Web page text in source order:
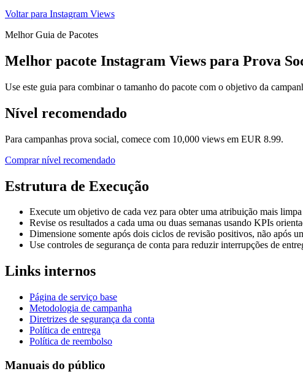
Voltar para Instagram Views
Melhor Guia de Pacotes
Melhor pacote Instagram Views para Prova
Use este guia para combinar o tamanho do pacote com o objetivo da
Nível recomendado
Para campanhas prova social, comece com 10,000 views em EUR 8.99.
Comprar nível recomendado
Estrutura de Execução
Execute um objetivo de cada vez para obter uma atribuição mais
Revise os resultados a cada uma ou duas semanas usando KPIs
Dimensione somente após dois ciclos de revisão positivos, não após
Use controles de segurança de conta para reduzir interrupções de
Links internos
Página de serviço base
Metodologia de campanha
Diretrizes de segurança da conta
Política de entrega
Política de reembolso
Manuais do público